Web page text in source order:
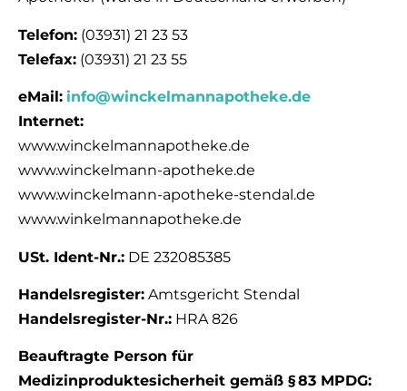
Telefon: (03931) 21 23 53
Telefax: (03931) 21 23 55
eMail: info@winckelmannapotheke.de
Internet:
www.winckelmannapotheke.de
www.winckelmann-apotheke.de
www.winckelmann-apotheke-stendal.de
www.winkelmannapotheke.de
USt. Ident-Nr.: DE 232085385
Handelsregister: Amtsgericht Stendal
Handelsregister-Nr.: HRA 826
Beauftragte Person für
Medizinproduktesicherheit gemäß §83 MPDG: